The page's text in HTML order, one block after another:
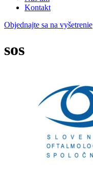
Kontakt
Objednajte sa na vyšetrenie
sos